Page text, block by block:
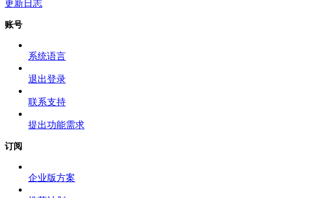
更新日志
账号
系统语言
退出登录
联系支持
提出功能需求
订阅
企业版方案